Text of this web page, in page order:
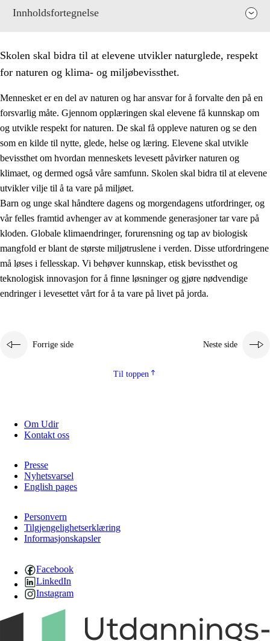
Innholdsfortegnelse
1. Opplæringens verdigrunnlag
1.1 Menneskeverdet
1.2 Identitet og kulturelt mangfold
1.3 Kritisk tenkning og etisk bevissthet
1.4 Skaperglede, engasjement og utforskertrang
1.5 Respekt for naturen og miljøbevissthet
Skolen skal bidra til at elevene utvikler naturglede, respekt
for naturen og klima- og miljøbevissthet.
Mennesket er en del av naturen og har ansvar for å forvalte den på en
forsvarlig måte. Gjennom opplæringen skal elevene få kunnskap om
og utvikle respekt for naturen. De skal få oppleve naturen og se den
som en kilde til nytte, glede, helse og læring. Elevene skal utvikle
bevissthet om hvordan menneskets levesett påvirker naturen og
klimaet, og dermed også våre samfunn. Skolen skal bidra til at elevene
utvikler vilje til å ta vare på miljøet.
Barn og unge skal håndtere dagens og morgendagens utfordringer, og
vår felles framtid avhenger av at kommende generasjoner tar vare på
kloden. Globale klimaendringer, forurensning og tap av biologisk
mangfold er blant de største miljøtruslene i verden. Disse utfordringene
må løses i fellesskap. Vi behøver kunnskap, etisk bevissthet og
teknologisk innovasjon for å finne løsninger og gjøre nødvendige
endringer i levesettet vårt for å ta vare på livet på jorda.
Forrige side Neste side
Til toppen
Om Udir
Kontakt oss
Presse
Nyhetsvarsel
English pages
Personvern
Tilgjengelighetserklæring
Informasjonskapsler
Facebook
LinkedIn
Instagram